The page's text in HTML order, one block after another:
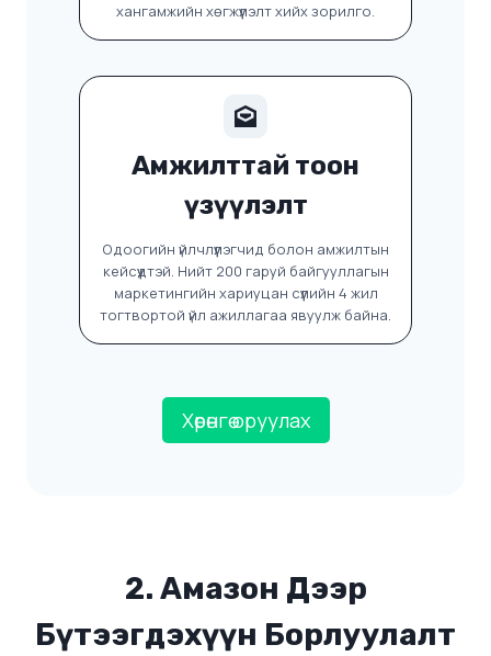
хангамжийн хөгжүүлэлт хийх зорилго.
Амжилттай тоон
үзүүлэлт
Одоогийн үйлчлүүлэгчид болон амжилтын
кейсүүдтэй. Нийт 200 гаруй байгууллагын
маркетингийн хариуцан сүүлийн 4 жил
тогтвортой үйл ажиллагаа явуулж байна.
Хөрөнгө оруулах
2. Амазон Дээр
Бүтээгдэхүүн Борлуулалт